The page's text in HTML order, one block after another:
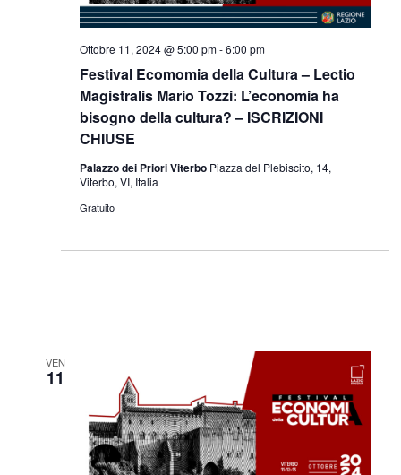
Festival Ecomomia della Cultura – Lectio
Magistralis Mario Tozzi: L’economia ha
bisogno della cultura? – ISCRIZIONI
CHIUSE
Ottobre 11, 2024 @ 5:00 pm-6:00 pm
Palazzo dei Priori Viterbo Piazza del Plebiscito, 14,
Viterbo, VI, Italia
Gratuito
VEN
11